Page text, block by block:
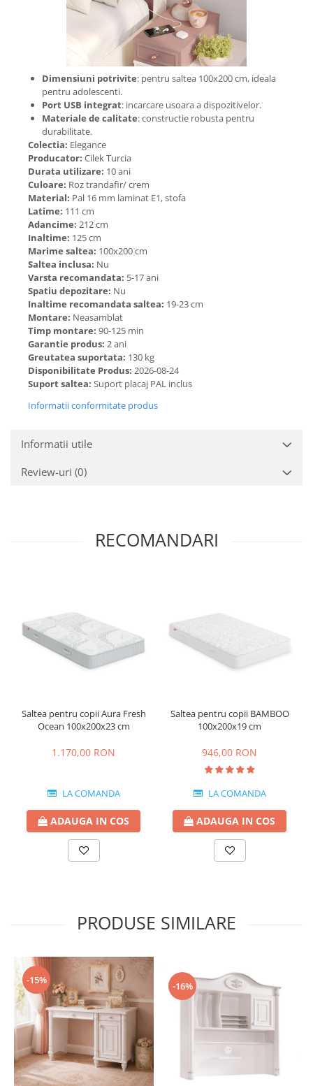
Dimensiuni potrivite: pentru saltea 100x200 cm, ideala
pentru adolescenti.
Port USB integrat: incarcare usoara a dispozitivelor.
Materiale de calitate: constructie robusta pentru
durabilitate.
Colectia: Elegance
Producator: Cilek Turcia
Durata utilizare: 10 ani
Culoare: Roz trandafir/ crem
Material: Pal 16 mm laminat E1, stofa
Latime: 111 cm
Adancime: 212 cm
Inaltime: 125 cm
Marime saltea: 100x200 cm
Saltea inclusa: Nu
Varsta recomandata: 5-17 ani
Spatiu depozitare: Nu
Inaltime recomandata saltea: 19-23 cm
Montare: Neasamblat
Timp montare: 90-125 min
Garantie produs: 2 ani
Greutatea suportata: 130 kg
Disponibilitate Produs: 2026-08-24
Suport saltea: Suport placaj PAL inclus
Informatii conformitate produs
Informatii utile
Review-uri (0)
RECOMANDARI
Saltea pentru copii Aura Fresh
Ocean 100x200x23 cm
1.170,00 RON
LA COMANDA
ADAUGA IN COS
Saltea pentru copii BAMBOO
100x200x19 cm
946,00 RON
LA COMANDA
ADAUGA IN COS
PRODUSE SIMILARE
-15%
-16%